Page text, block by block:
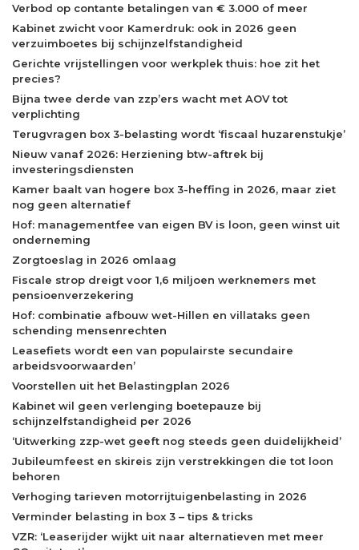
Verbod op contante betalingen van € 3.000 of meer
Kabinet zwicht voor Kamerdruk: ook in 2026 geen
verzuimboetes bij schijnzelfstandigheid
Gerichte vrijstellingen voor werkplek thuis: hoe zit het
precies?
Bijna twee derde van zzp’ers wacht met AOV tot
verplichting
Terugvragen box 3-belasting wordt ‘fiscaal huzarenstukje’
Nieuw vanaf 2026: Herziening btw-aftrek bij
investeringsdiensten
Kamer baalt van hogere box 3-heffing in 2026, maar ziet
nog geen alternatief
Hof: managementfee van eigen BV is loon, geen winst uit
onderneming
Zorgtoeslag in 2026 omlaag
Fiscale strop dreigt voor 1,6 miljoen werknemers met
pensioenverzekering
Hof: combinatie afbouw wet-Hillen en villataks geen
schending mensenrechten
Leasefiets wordt een van populairste secundaire
arbeidsvoorwaarden’
Voorstellen uit het Belastingplan 2026
Kabinet wil geen verlenging boetepauze bij
schijnzelfstandigheid per 2026
‘Uitwerking zzp-wet geeft nog steeds geen duidelijkheid’
Jubileumfeest en skireis zijn verstrekkingen die tot loon
behoren
Verhoging tarieven motorrijtuigenbelasting in 2026
Verminder belasting in box 3 – tips & tricks
VZR: ‘Leaserijder wijkt uit naar alternatieven met meer